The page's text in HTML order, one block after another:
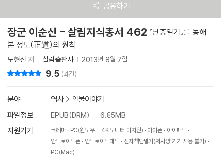
공유하기
장군 이순신 - 살림지식총서 462 『난중일기』를 통해
본 정도(正道)의 원칙
도현신 저 살림출판사 2013년 8월 7일
9.5 (4건)
분야 역사> 인물이야기
파일정보
EPUB(DRM)
6.85MB
지원기기
크레마 PC(윈도우 - 4K 모니터 미지원) 아이폰
아이패드
안드로이드폰
안드로이드패드
전자책단말기(저사양 기기 사용 불가)
PC(Mac)